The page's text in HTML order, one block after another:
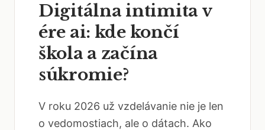
Digitálna intimita v
ére ai: kde končí
škola a začína
súkromie?
V roku 2026 už vzdelávanie nie je len
o vedomostiach, ale o dátach. Ako